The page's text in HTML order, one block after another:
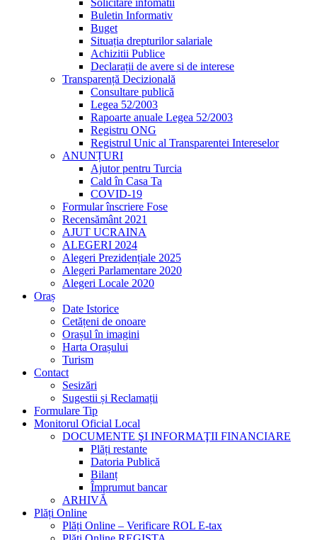
Solicitare infomatii
Buletin Informativ
Buget
Situația drepturilor salariale
Achizitii Publice
Declarații de avere si de interese
Transparență Decizională
Consultare publică
Legea 52/2003
Rapoarte anuale Legea 52/2003
Registru ONG
Registrul Unic al Transparentei Intereselor
ANUNȚURI
Ajutor pentru Turcia
Cald în Casa Ta
COVID-19
Formular înscriere Fose
Recensământ 2021
AJUT UCRAINA
ALEGERI 2024
Alegeri Prezidențiale 2025
Alegeri Parlamentare 2020
Alegeri Locale 2020
Oraș
Date Istorice
Cetățeni de onoare
Orașul în imagini
Harta Orașului
Turism
Contact
Sesizări
Sugestii și Reclamații
Formulare Tip
Monitorul Oficial Local
DOCUMENTE ŞI INFORMAŢII FINANCIARE
Plăți restante
Datoria Publică
Bilanț
Împrumut bancar
ARHIVĂ
Plăți Online
Plăți Online – Verificare ROL E-tax